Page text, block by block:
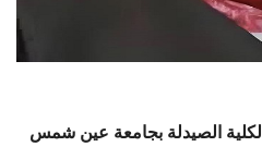
لكلية الصيدلة بجامعة عين شمس